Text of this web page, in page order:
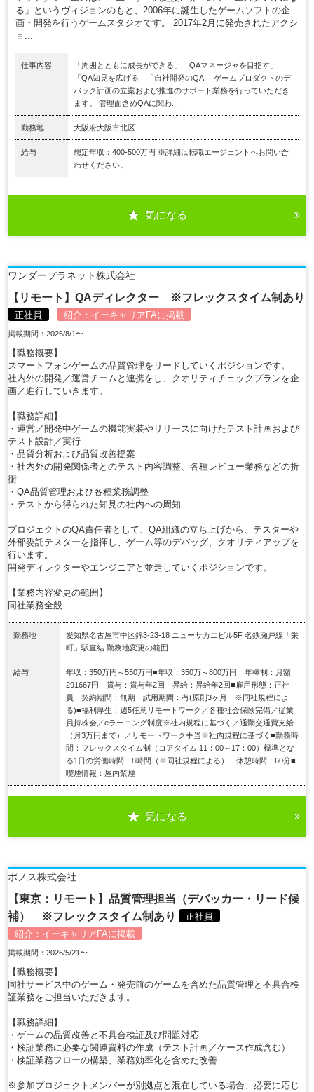
る」というヴィジョンのもと、2006年に誕生したゲームソフトの企
画・開発を行うゲームスタジオです。 2017年2月に発売されたアクシ
ョ...
仕事内容
「周囲とともに成長ができる」「QAマネージャを目指す」
「QA知見を広げる」「自社開発のQA」 ゲームプロダクトのデ
バック計画の立案および推進のサポート業務を行っていただき
ます。 管理面含めQAに関わ...
勤務地 大阪府大阪市北区
給与
想定年収：400-500万円 ※詳細は転職エージェントへお問い合
わせください。
気になる
ワンダープラネット株式会社
【リモート】QAディレクター ※フレックスタイム制あり
正社員 紹介： イーキャリアFAに掲載
掲載期間：2026/8/1〜
【職務概要】
スマートフォンゲームの品質管理をリードしていくポジションです。
社内外の開発／運営チームと連携をし、クオリティチェックプランを企
画／進行していきます。
【職務詳細】
・運営／開発中ゲームの機能実装やリリースに向けたテスト計画および
テスト設計／実行
・品質分析および品質改善提案
・社内外の開発関係者とのテスト内容調整、各種レビュー業務などの折
衝
・QA品質管理および各種業務調整
・テストから得られた知見の社内への周知
プロジェクトのQA責任者として、QA組織の立ち上げから、テスターや
外部委託テスターを指揮し、ゲーム等のデバッグ、クオリティアップを
行います。
開発ディレクターやエンジニアと並走していくポジションです。
【業務内容変更の範囲】
同社業務全般
勤務地
愛知県名古屋市中区錦3-23-18 ニューサカエビル5F 名鉄瀬戸線「栄
町」駅直結 勤務地変更の範囲…
給与
年収：350万円～550万円■年収：350万～800万円 年棒制：月額
291667円 賞与：賞与年2回 昇給：昇給年2回■雇用形態：正社
員 契約期間：無期 試用期間：有(原則3ヶ月 ※同社規程によ
る)■福利厚生：週5任意リモートワーク／各種社会保険完備／従業
員持株会／eラーニング制度※社内規程に基づく／通勤交通費支給
（月3万円まで）／リモートワーク手当※社内規程に基づく■勤務時
間：フレックスタイム制（コアタイム 11：00～17：00）標準とな
る1日の労働時間：8時間（※同社規程による） 休憩時間：60分■
喫煙情報：屋内禁煙
気になる
ポノス株式会社
【東京：リモート】品質管理担当（デバッカー・リード候
補） ※フレックスタイム制あり
正社員
紹介： イーキャリアFAに掲載
掲載期間：2026/5/21〜
【職務概要】
同社サービス中のゲーム・発売前のゲームを含めた品質管理と不具合検
証業務をご担当いただきます。
【職務詳細】
・ゲームの品質改善と不具合検証及び問題対応
・検証業務に必要な関連資料の作成（テスト計画／ケース作成含む）
・検証業務フローの構築、業務効率化を含めた改善
※参加プロジェクトメンバーが別拠点と混在している場合、必要に応じ